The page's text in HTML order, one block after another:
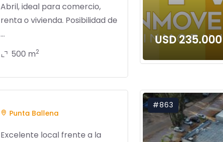
Abril, ideal para comercio,
renta o vivienda. Posibilidad de
...
500 m2
USD 235.000
Punta Ballena
Excelente local frente a la
#863